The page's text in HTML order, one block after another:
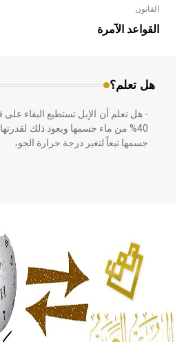
القانون
القواعد الآمرة
هل تعلم؟
- هل تعلم أن الأبلق نوع من الفنون
بالعمارة الإسلامية في بلاد
المعمار على بناء مداميكه وخاصة في
- هل تعلم أن الإبل تستطيع البقاء
40% من ماء جسمها ويعود ذلك
جسمها تبعاً لتغير درجة حرارة الجو،
الحكم، الأدلة، تنظيم التغذية،
له الفضل بأنه حرر الطب من الدين
- هل تعلم أن المرجان إفراز حيواني
من مادة كربونات الكلسيوم، وهو